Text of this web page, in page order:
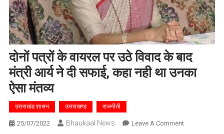
दोनों पत्रों के वायरल पर उठे विवाद के बाद
मंत्री आर्य ने दी सफाई, कहा नही था उनका
ऐसा मंतव्य
उत्तराखंड शासन उत्तराखण्ड राजनीती
25/07/2022 Bhaukaal News Leave A CommentOn